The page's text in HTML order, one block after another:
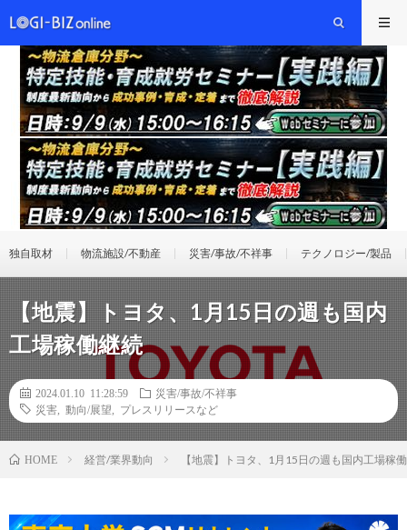
独自取材 物流施設/不動産 災害/事故/不祥事 テクノロジー/製品
【地震】トヨタ、1月15日の週も国内
工場稼働継続
2024.01.10 11:28:59
災害/事故/不祥事
災害
動向/展望 プレスリリースなど
HOME 経営/業界動向 【地震】トヨタ、1月15日の週も国内工場稼